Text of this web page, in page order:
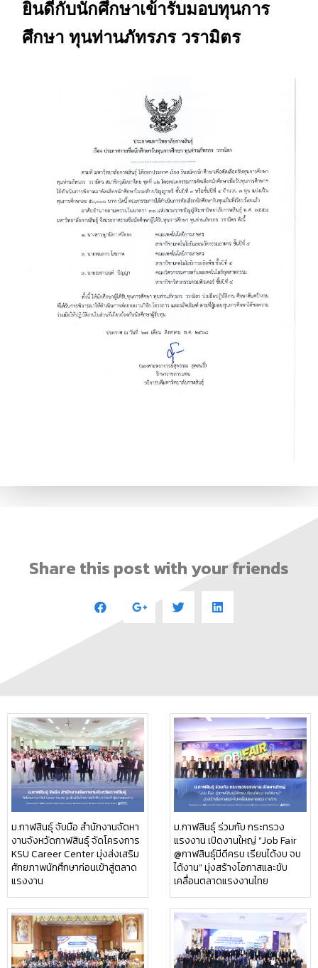
ยินดีกับนักศึกษาเข้ารับมอบทุนการ
ศึกษา ทุนท่านภัทรภร วรามิตร
Share this post with your friends
ม.กาฬสินธุ์ จับมือ สำนักงานจัดหา
งานจังหวัดกาฬสินธุ์ จัดโครงการ
KSU Career Center มุ่งส่งเสริม
ศักยภาพนักศึกษาก่อนเข้าสู่ตลาด
แรงงาน
ม.กาฬสินธุ์ ร่วมกับ กระทรวง
แรงงาน เปิดงานใหญ่ “Job Fair
@กาฬสินธุ์มีดีครบ เรียนได้งบ จบ
ได้งาน” มุ่งสร้างโอกาสและขับ
เคลื่อนตลาดแรงงานไทย